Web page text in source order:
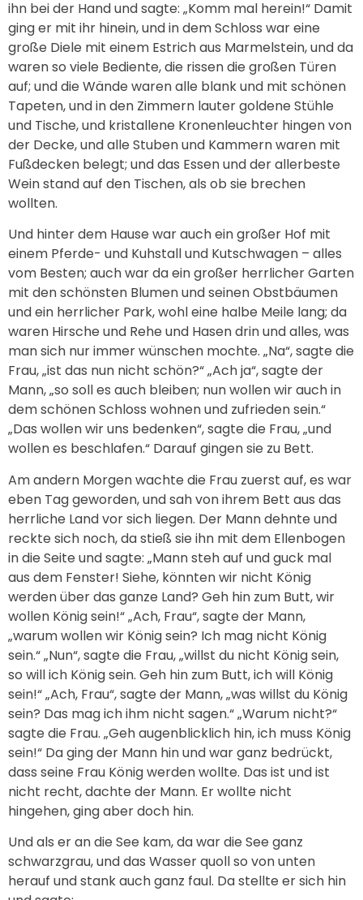
ihn bei der Hand und sagte: „Komm mal herein!“ Damit
ging er mit ihr hinein, und in dem Schloss war eine
große Diele mit einem Estrich aus Marmelstein, und da
waren so viele Bediente, die rissen die großen Türen
auf; und die Wände waren alle blank und mit schönen
Tapeten, und in den Zimmern lauter goldene Stühle
und Tische, und kristallene Kronenleuchter hingen von
der Decke, und alle Stuben und Kammern waren mit
Fußdecken belegt; und das Essen und der allerbeste
Wein stand auf den Tischen, als ob sie brechen
wollten.
Und hinter dem Hause war auch ein großer Hof mit
einem Pferde- und Kuhstall und Kutschwagen – alles
vom Besten; auch war da ein großer herrlicher Garten
mit den schönsten Blumen und seinen Obstbäumen
und ein herrlicher Park, wohl eine halbe Meile lang; da
waren Hirsche und Rehe und Hasen drin und alles, was
man sich nur immer wünschen mochte. „Na“, sagte die
Frau, „ist das nun nicht schön?“ „Ach ja“, sagte der
Mann, „so soll es auch bleiben; nun wollen wir auch in
dem schönen Schloss wohnen und zufrieden sein.“
„Das wollen wir uns bedenken“, sagte die Frau, „und
wollen es beschlafen.“ Darauf gingen sie zu Bett.
Am andern Morgen wachte die Frau zuerst auf, es war
eben Tag geworden, und sah von ihrem Bett aus das
herrliche Land vor sich liegen. Der Mann dehnte und
reckte sich noch, da stieß sie ihn mit dem Ellenbogen
in die Seite und sagte: „Mann steh auf und guck mal
aus dem Fenster! Siehe, könnten wir nicht König
werden über das ganze Land? Geh hin zum Butt, wir
wollen König sein!“ „Ach, Frau“, sagte der Mann,
„warum wollen wir König sein? Ich mag nicht König
sein.“ „Nun“, sagte die Frau, „willst du nicht König sein,
so will ich König sein. Geh hin zum Butt, ich will König
sein!“ „Ach, Frau“, sagte der Mann, „was willst du König
sein? Das mag ich ihm nicht sagen.“ „Warum nicht?“
sagte die Frau. „Geh augenblicklich hin, ich muss König
sein!“ Da ging der Mann hin und war ganz bedrückt,
dass seine Frau König werden wollte. Das ist und ist
nicht recht, dachte der Mann. Er wollte nicht
hingehen, ging aber doch hin.
Und als er an die See kam, da war die See ganz
schwarzgrau, und das Wasser quoll so von unten
herauf und stank auch ganz faul. Da stellte er sich hin